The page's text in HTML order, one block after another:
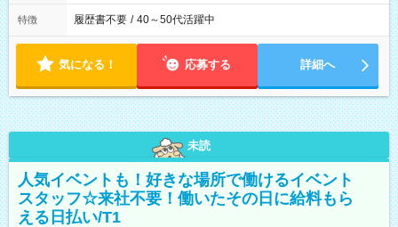
特徴 履歴書不要 / 40～50代活躍中
気になる！ 応募する 詳細へ
未読
人気イベントも！好きな場所で働けるイベント
スタッフ☆来社不要！働いたその日に給料もら
える日払い/T1